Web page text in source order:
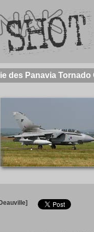
des Panavia